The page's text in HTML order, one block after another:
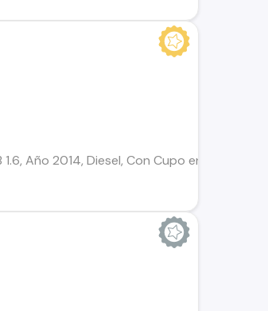
Año 2014, Diesel, Con Cupo en Línea